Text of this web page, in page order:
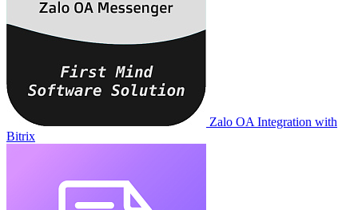
Zalo OA Integration with
Bitrix